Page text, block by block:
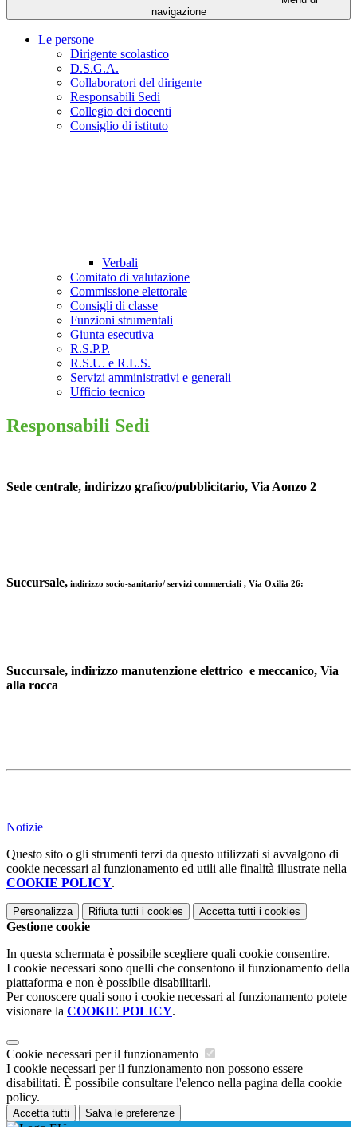
navigazione
Le persone
Dirigente scolastico
D.S.G.A.
Collaboratori del dirigente
Responsabili Sedi
Collegio dei docenti
Consiglio di istituto
Verbali
Comitato di valutazione
Commissione elettorale
Consigli di classe
Funzioni strumentali
Giunta esecutiva
R.S.P.P.
R.S.U. e R.L.S.
Servizi amministrativi e generali
Ufficio tecnico
Responsabili Sedi
Sede centrale, indirizzo grafico/pubblicitario, Via Aonzo 2
Succursale, indirizzo socio-sanitario/ servizi commerciali , Via Oxilia 26:
Succursale, indirizzo manutenzione elettrico e meccanico, Via
alla rocca
Notizie
Questo sito o gli strumenti terzi da questo utilizzati si avvalgono di
cookie necessari al funzionamento ed utili alle finalità illustrate nella
COOKIE POLICY.
Personalizza Rifiuta tutti i cookies Accetta tutti i cookies
Gestione cookie
In questa schermata è possibile scegliere quali cookie consentire.
I cookie necessari sono quelli che consentono il funzionamento della
piattaforma e non è possibile disabilitarli.
Per conoscere quali sono i cookie necessari al funzionamento potete
visionare la COOKIE POLICY.
Cookie necessari per il funzionamento
I cookie necessari per il funzionamento non possono essere
disabilitati. È possibile consultare l'elenco nella pagina della cookie
policy.
Accetta tutti Salva le preferenze